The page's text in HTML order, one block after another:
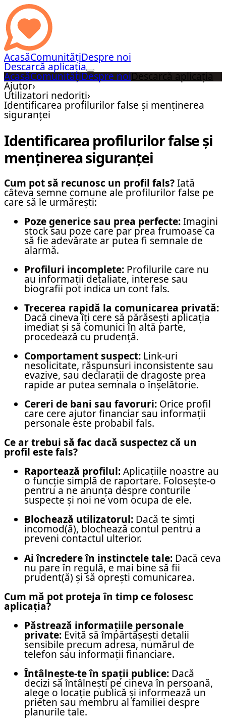
AcasăComunitățiDespre noi
Descarcă aplicația
AcasăComunitățiDespre noiDescarcă aplicația
Ajutor›
Utilizatori nedoriți›
Identificarea profilurilor false și menținerea
siguranței
Identificarea profilurilor false și
menținerea siguranței
Cum pot să recunosc un profil fals?Iată
câteva semne comune ale profilurilor false pe
care să le urmărești:
Poze generice sau prea perfecte:Imagini
stock sau poze care par prea frumoase ca
să fie adevărate ar putea fi semnale de
alarmă.
Profiluri incomplete: Profilurile care nu
au informații detaliate, interese sau
biografii pot indica un cont fals.
Trecerea rapidă la comunicarea privată:
Dacă cineva îți cere să părăsești aplicația
imediat și să comunici în altă parte,
procedează cu prudență.
Comportament suspect: Link-uri
nesolicitate, răspunsuri inconsistente sau
evazive, sau declarații de dragoste prea
rapide ar putea semnala o înșelătorie.
Cereri de bani sau favoruri: Orice profil
care cere ajutor financiar sau informații
personale este probabil fals.
Ce ar trebui să fac dacă suspectez că un
profil este fals?
Raportează profilul:Aplicațiile noastre au
o funcție simplă de raportare. Folosește-o
pentru a ne anunța despre conturile
suspecte și noi ne vom ocupa de ele.
Blochează utilizatorul: Dacă te simți
incomod(ă), blochează contul pentru a
preveni contactul ulterior.
Ai încredere în instinctele tale: Dacă ceva
nu pare în regulă, e mai bine să fii
prudent(ă) și să oprești comunicarea.
Cum mă pot proteja în timp ce folosesc
aplicația?
Păstrează informațiile personale
private: Evită să împărtășești detalii
sensibile precum adresa, numărul de
telefon sau informații financiare.
Întâlnește-te în spații publice: Dacă
decizi să întâlnești pe cineva în persoană,
alege o locație publică și informează un
prieten sau membru al familiei despre
planurile tale.